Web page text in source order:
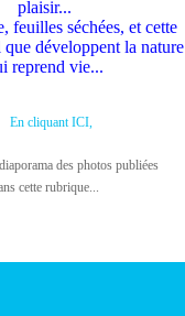
plaisir...
feuilles séchées, et cette
développent la nature
reprend vie...
En cliquant ICI,
des photos publiées
cette rubrique...